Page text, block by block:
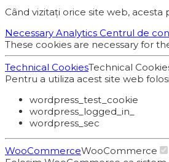
Când vizitați orice site web,
Necessary Analytics Centrul de
These cookies are necessary for
Technical CookiesTechnical
Pentru a utiliza acest site web
wordpress_test_cookie
wordpress_logged_in_
wordpress_sec
WooCommerceWooCommerce